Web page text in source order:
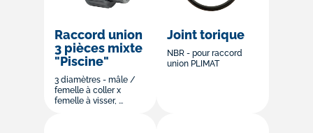
Raccord union
3 pièces mixte
"Piscine"
3 diamètres - mâle /
femelle à coller x
femelle à visser, ...
Joint torique
NBR - pour raccord
union PLIMAT